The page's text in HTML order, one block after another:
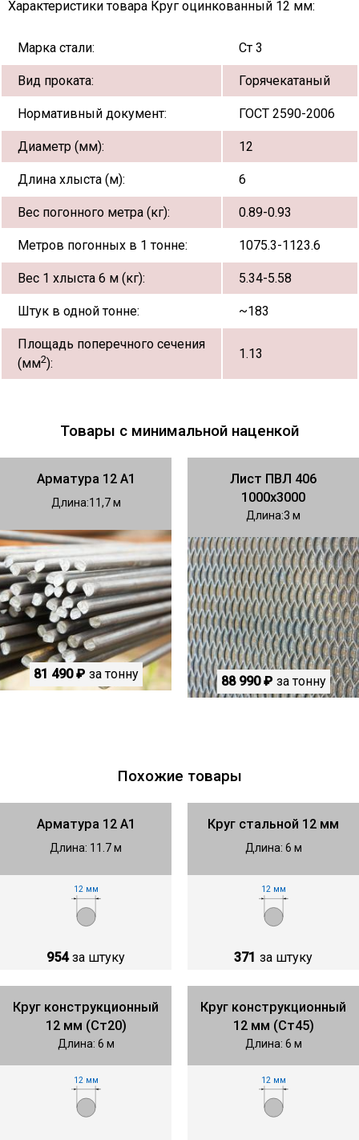
Характеристики товара Круг оцинкованный 12 мм:
Марка стали: Ст 3
Вид проката: Горячекатаный
Нормативный документ: ГОСТ 2590-2006
Диаметр (мм): 12
Длина хлыста (м): 6
Вес погонного метра (кг): 0.89-0.93
Метров погонных в 1 тонне: 1075.3-1123.6
Вес 1 хлыста 6 м (кг): 5.34-5.58
Штук в одной тонне: ~183
Площадь поперечного сечения
(мм2):
1.13
Товары с минимальной наценкой
Арматура 12 А1
Длина 11,7
81 490 ₽ за тонну
Лист ПВЛ 406
1000х3000
Длина 3
88 990 ₽ за тонну
Похожие товары
Арматура 12 А1
Длина: 11.7 м
12 мм
954 за штуку
Круг стальной 12 мм
Длина: 6 м
12 мм
371 за штуку
Круг конструкционный
12 мм (Ст20)
Длина: 6 м
12 мм
Круг конструкционный
12 мм (Ст45)
Длина: 6 м
12 мм